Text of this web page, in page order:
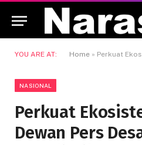
YOU ARE AT: Home » Perkuat Ekosistem
NASIONAL
Perkuat
Dewan Pers